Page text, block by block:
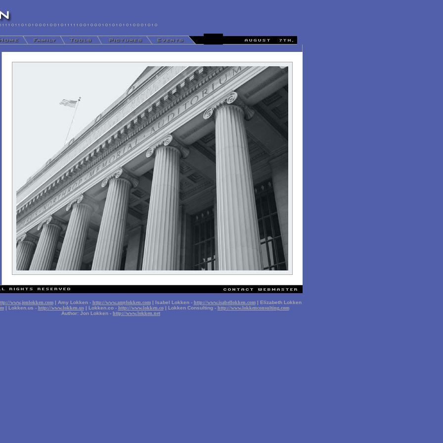
www.jonlokken.com| Amy Lokken - http://www.amylokken.com| Isabel Lokken - http://www.isabellokken.com| Elizabeth Lokken
| Lokken.us - http://www.lokken.us| Lokken.co - http://www.lokken.co| Lokken Consulting - http://www.lokkenconsulting.com
Author: Jon Lokken - http://www.lokken.net